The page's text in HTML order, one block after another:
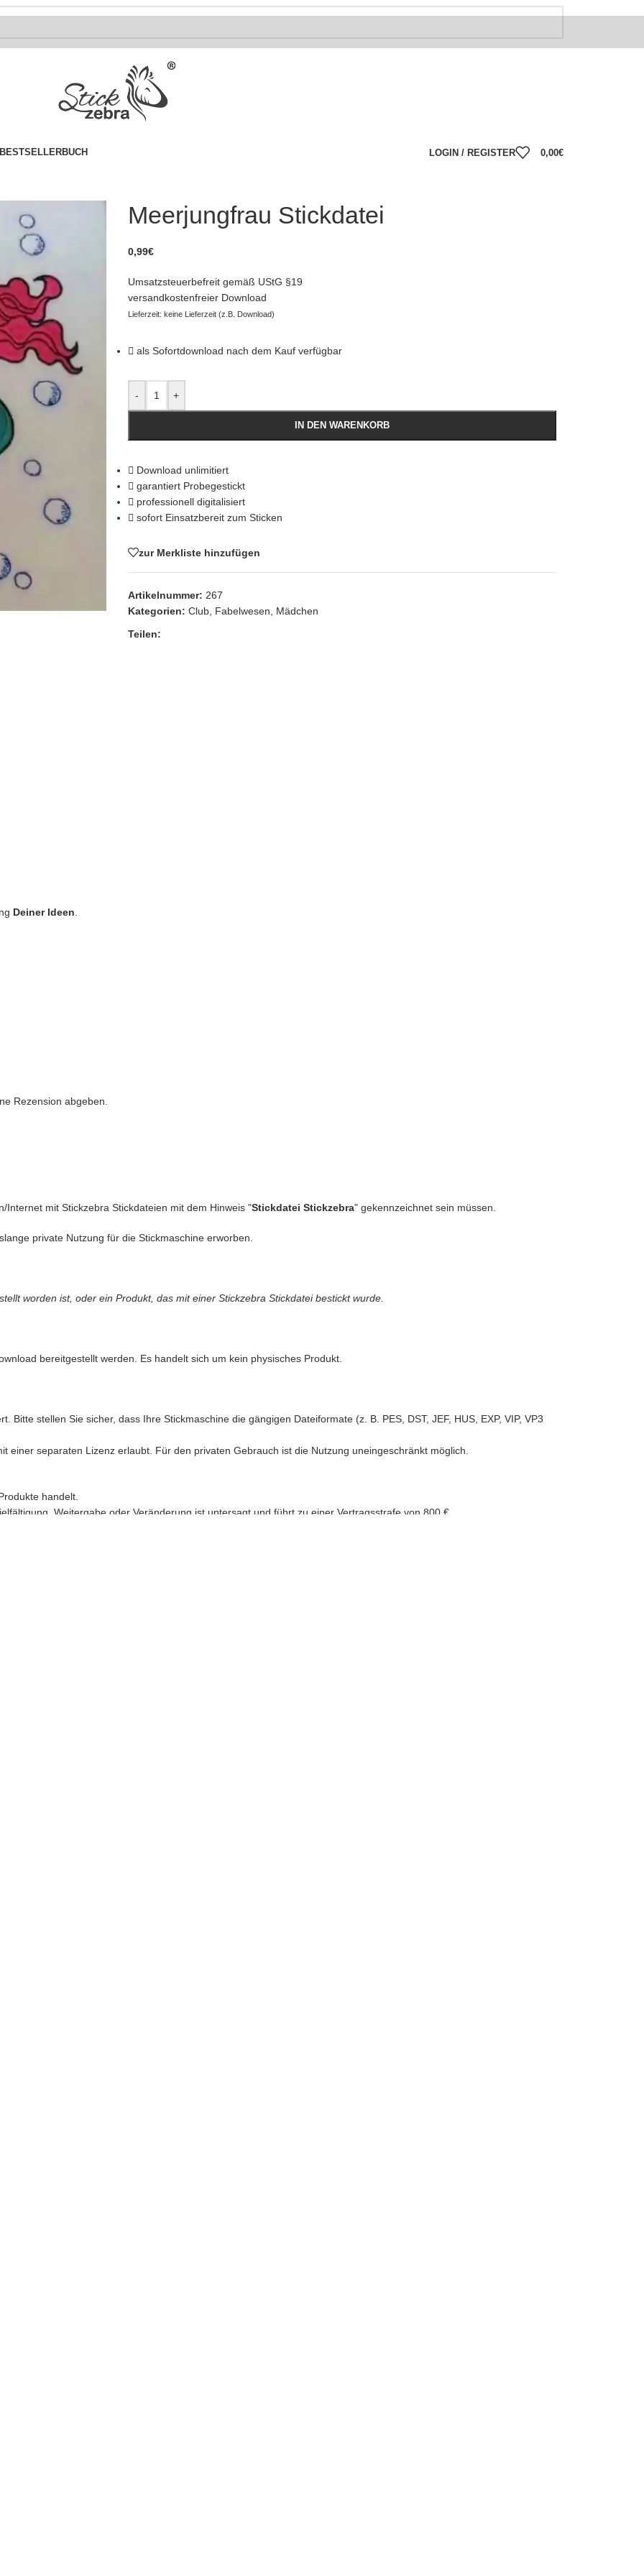
BESTSELLERBUCH LOGIN / REGISTER 0,00€
Meerjungfrau Stickdatei
0,99€
Umsatzsteuerbefreit gemäß UStG §19
versandkostenfreier Download
Lieferzeit: keine Lieferzeit (z.B. Download)
als Sofortdownload nach dem Kauf verfügbar
- +
IN DEN WARENKORB
Download unlimitiert
garantiert Probegestickt
professionell digitalisiert
sofort Einsatzbereit zum Sticken
zur Merkliste hinzufügen
Artikelnummer: 267
Kategorien: Club, Fabelwesen
Mädchen
Teilen:
Deiner Ideen
digitalisiert und für
Kinder funkeln wie Diamanten
im Kopf. Lass Deiner Fantasie freien Lauf.
Rezension abgeben.
mit Stickzebra Stickdateien mit dem Hinweis "Stickdatei Stickzebra" gekennzeichnet sein müssen.
private Nutzung für die Stickmaschine erworben.
worden ist, oder ein Produkt, das mit einer Stickzebra Stickdatei bestickt wurde.
gezwungen, anwaltlich dagegen vorzugehen.
und Stickzebra übernimmt keinerlei Haftung für Schäden in aller Art.
digitalen Produkte vonStickzebra .
Design muss separat erworben werden.
alle Stickzebra-Designs sind urheberrechtlich geschützt.
und Stickzebra übernimmt keinerlei Haftung für Schäden in aller Art.
bereitgestellt werden. Es handelt sich um kein physisches Produkt.
stellen Sie sicher, dass Ihre Stickmaschine die gängigen Dateiformate (z. B. PES, DST, JEF, HUS, EXP, VIP, VP3
einer separaten Lizenz erlaubt. Für den privaten Gebrauch ist die Nutzung uneingeschränkt möglich.
handelt.
Weitergabe oder Veränderung ist untersagt und führt zu einer Vertragsstrafe von 800 €.